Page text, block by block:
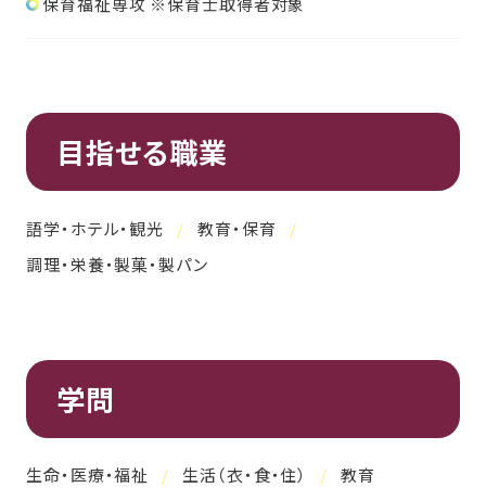
目指せる職業
語学・ホテル・観光
教育・保育
調理・栄養・製菓・製パン
学問
生命・医療・福祉 生活（衣・食・住） 教育